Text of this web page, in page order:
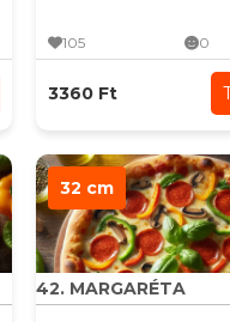
105 0
3360 Ft
32 cm
42. MARGARÉTA